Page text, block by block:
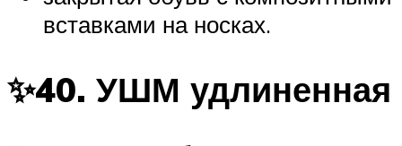
вставками на носках.
✨40. УШМ удлиненная